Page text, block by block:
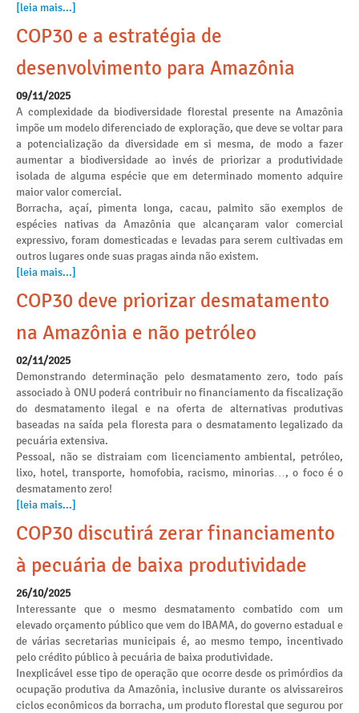
[leia mais...]
COP30 e a estratégia de
desenvolvimento para Amazônia
09/11/2025
A complexidade da biodiversidade florestal presente na Amazônia
impõe um modelo diferenciado de exploração, que deve se voltar para
a potencialização da diversidade em si mesma, de modo a fazer
aumentar a biodiversidade ao invés de priorizar a produtividade
isolada de alguma espécie que em determinado momento adquire
maior valor comercial.
Borracha, açaí, pimenta longa, cacau, palmito são exemplos de
espécies nativas da Amazônia que alcançaram valor comercial
expressivo, foram domesticadas e levadas para serem cultivadas em
outros lugares onde suas pragas ainda não existem.
[leia mais...]
COP30 deve priorizar desmatamento
na Amazônia e não petróleo
02/11/2025
Demonstrando determinação pelo desmatamento zero, todo país
associado à ONU poderá contribuir no financiamento da fiscalização
do desmatamento ilegal e na oferta de alternativas produtivas
baseadas na saída pela floresta para o desmatamento legalizado da
pecuária extensiva.
Pessoal, não se distraiam com licenciamento ambiental, petróleo,
lixo, hotel, transporte, homofobia, racismo, minorias…, o foco é o
desmatamento zero!
[leia mais...]
COP30 discutirá zerar financiamento
à pecuária de baixa produtividade
26/10/2025
Interessante que o mesmo desmatamento combatido com um
elevado orçamento público que vem do IBAMA, do governo estadual e
de várias secretarias municipais é, ao mesmo tempo, incentivado
pelo crédito público à pecuária de baixa produtividade.
Inexplicável esse tipo de operação que ocorre desde os primórdios da
ocupação produtiva da Amazônia, inclusive durante os alvissareiros
ciclos econômicos da borracha, um produto florestal que segurou por